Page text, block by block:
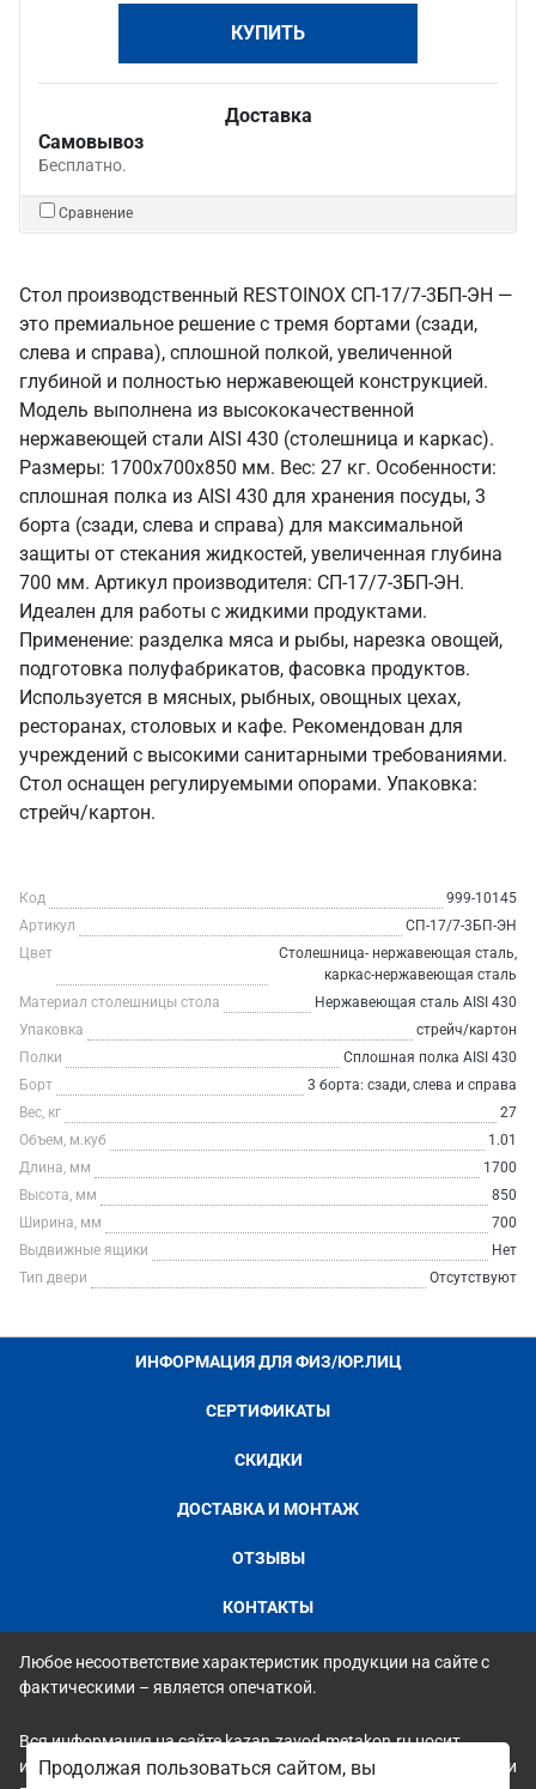
КУПИТЬ
Доставка
Самовывоз
Бесплатно.
Сравнение
Стол производственный RESTOINOX СП-17/7-3БП-ЭН —
это премиальное решение с тремя бортами (сзади,
слева и справа), сплошной полкой, увеличенной
глубиной и полностью нержавеющей конструкцией.
Модель выполнена из высококачественной
нержавеющей стали AISI 430 (столешница и каркас).
Размеры: 1700x700x850 мм. Вес: 27 кг. Особенности:
сплошная полка из AISI 430 для хранения посуды, 3
борта (сзади, слева и справа) для максимальной
защиты от стекания жидкостей, увеличенная глубина
700 мм. Артикул производителя: СП-17/7-3БП-ЭН.
Идеален для работы с жидкими продуктами.
Применение: разделка мяса и рыбы, нарезка овощей,
подготовка полуфабрикатов, фасовка продуктов.
Используется в мясных, рыбных, овощных цехах,
ресторанах, столовых и кафе. Рекомендован для
учреждений с высокими санитарными требованиями.
Стол оснащен регулируемыми опорами. Упаковка:
стрейч/картон.
Код
999-10145
Артикул
СП-17/7-3БП-ЭН
Цвет
Столешница- нержавеющая сталь,
каркас-нержавеющая сталь
Материал столешницы стола
Нержавеющая сталь AISI 430
Упаковка
стрейч/картон
Полки
Сплошная полка AISI 430
Борт
3 борта: сзади, слева и справа
Вес, кг
27
Объем, м.куб
1.01
Длина, мм
1700
Высота, мм
850
Ширина, мм
700
Выдвижные ящики
Нет
Тип двери
Отсутствуют
ИНФОРМАЦИЯ ДЛЯ ФИЗ/ЮР.ЛИЦ
СЕРТИФИКАТЫ
СКИДКИ
ДОСТАВКА И МОНТАЖ
ОТЗЫВЫ
КОНТАКТЫ
Любое несоответствие характеристик продукции на сайте с
фактическими – является опечаткой.
Вся информация на сайте kazan.zavod-metakon.ru носит
исключительно ознакомительный и справочный характер и ни
Продолжая пользоваться сайтом, вы